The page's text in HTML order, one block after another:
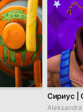
Сириус |